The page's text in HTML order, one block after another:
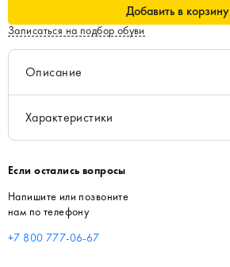
Добавить в корзину
Записаться на подбор обуви
Описание
Характеристики
Если остались вопросы
Напишите или позвоните
нам по телефону
+7 800 777-06-67